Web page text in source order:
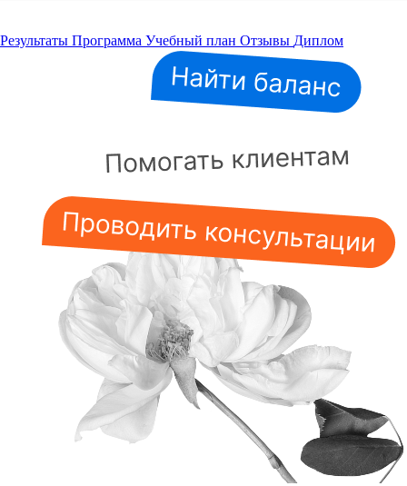
Результаты Программа Учебный план Отзывы Диплом